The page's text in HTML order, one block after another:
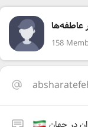
عاطفه‌ها
158